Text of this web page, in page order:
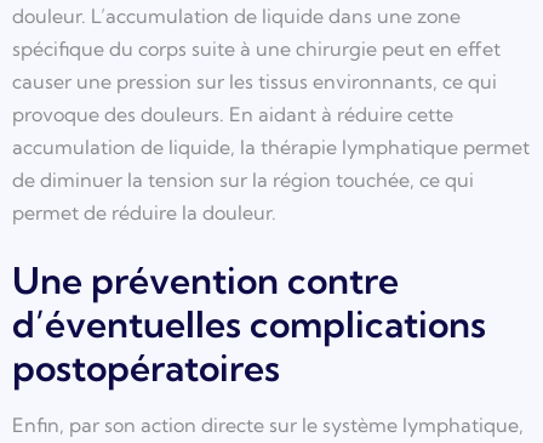
douleur. L’accumulation de liquide dans une zone
spécifique du corps suite à une chirurgie peut en effet
causer une pression sur les tissus environnants, ce qui
provoque des douleurs. En aidant à réduire cette
accumulation de liquide, la thérapie lymphatique permet
de diminuer la tension sur la région touchée, ce qui
permet de réduire la douleur.
Une prévention contre
d’éventuelles complications
postopératoires
Enfin, par son action directe sur le système lymphatique,